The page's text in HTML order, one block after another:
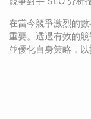
在當今競爭激烈的
重要。透過有效的
並優化自身策略，以